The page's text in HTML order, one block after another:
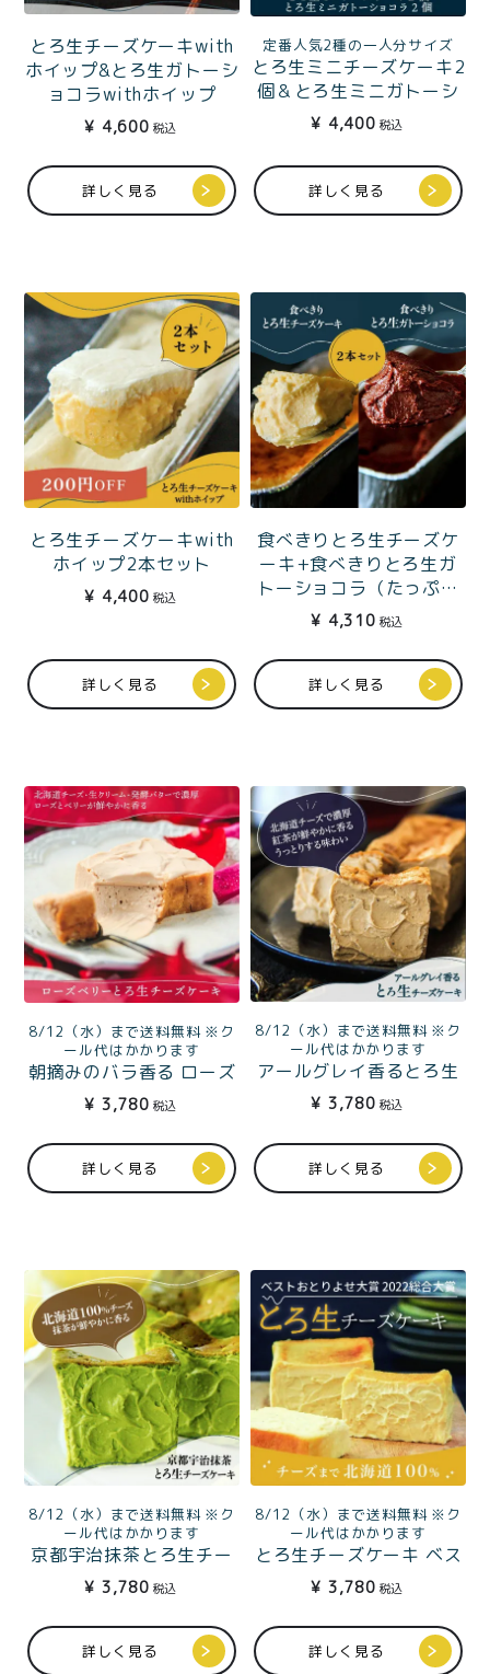
とろ生チーズケーキwith
ホイップ&とろ生ガトーシ
ョコラwithホイップ
¥ 4,600 税込
詳しく見る
定番人気2種の一人分サイズ
とろ生ミニチーズケーキ2
個＆とろ生ミニガトーシ
ョコラ2個セットギフト
BOX入
¥ 4,400 税込
詳しく見る
とろ生チーズケーキwith
ホイップ2本セット
¥ 4,400 税込
詳しく見る
食べきりとろ生チーズケ
ーキ+食べきりとろ生ガ
トーショコラ（たっぷり
1〜2人分）
¥ 4,310 税込
詳しく見る
8/12（水）まで送料無料 ※ク
ール代はかかります
朝摘みのバラ香る ローズ
ベリーとろ生チーズケー
¥ 3,780 税込
詳しく見る
8/12（水）まで送料無料 ※ク
ール代はかかります
アールグレイ香るとろ生
チーズケーキ
¥ 3,780 税込
詳しく見る
8/12（水）まで送料無料 ※ク
ール代はかかります
京都宇治抹茶とろ生チー
ズケーキ
¥ 3,780 税込
詳しく見る
8/12（水）まで送料無料 ※ク
ール代はかかります
とろ生チーズケーキ ベス
トお取り寄せ大賞2024洋
菓子・スイーツ 部門金賞
&3年連続受賞殿堂入り
¥ 3,780 税込
詳しく見る